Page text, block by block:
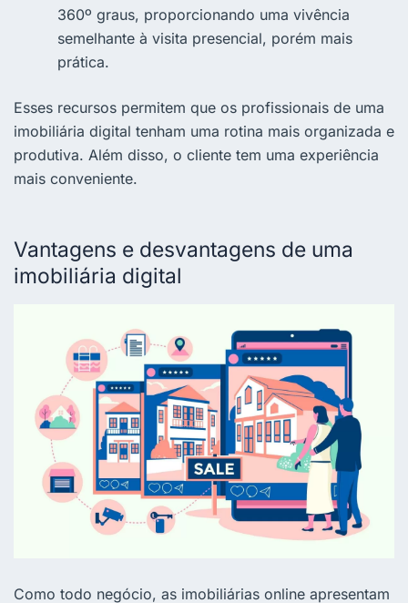
360º graus, proporcionando uma vivência
semelhante à visita presencial, porém mais
prática.
Esses recursos permitem que os profissionais de uma
imobiliária digital tenham uma rotina mais organizada e
produtiva. Além disso, o cliente tem uma experiência
mais conveniente.
Vantagens e desvantagens de uma
imobiliária digital
Como todo negócio, as imobiliárias online apresentam